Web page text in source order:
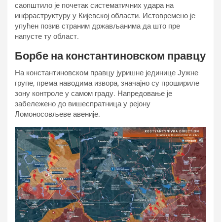
саопштило је почетак систематичних удара на
инфраструктуру у Кијевској области. Истовремено је
упућен позив страним држављанима да што пре
напусте ту област.
Борбе на константиновском правцу
На константиновском правцу јуришне јединице Јужне
групе, према наводима извора, значајно су прошириле
зону контроле у самом граду. Напредовање је
забележено до вишеспратница у рејону
Ломоносовљеве авеније.